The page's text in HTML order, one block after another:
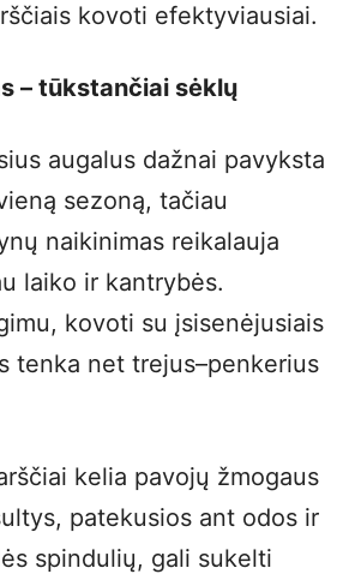
kovoti efektyviausiai.
– tūkstančiai sėklų
augalus dažnai pavyksta
sezoną, tačiau
naikinimas reikalauja
laiko ir kantrybės.
kovoti su įsisenėjusiais
tenka net trejus–penkerius
kelia pavojų žmogaus
patekusios ant odos ir
spindulių, gali sukelti